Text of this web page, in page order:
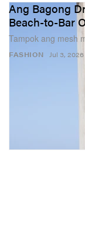
FASHION
Ang Bagong
Beach-to-Bar
Tampok ang mesh
Jul 3, 2026